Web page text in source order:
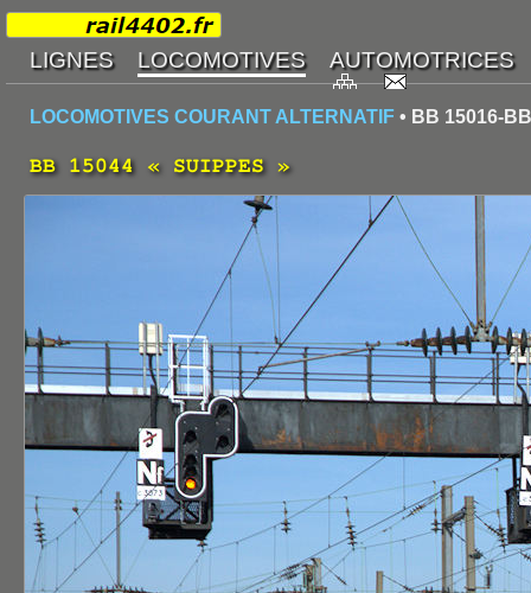
LOCOMOTIVES COURANT ALTERNATIF • BB 15016-
BB 15044 « SUIPPES »